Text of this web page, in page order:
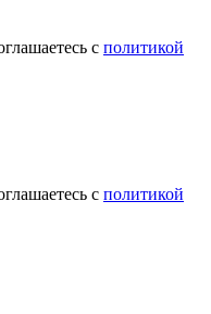
с политикой
с политикой